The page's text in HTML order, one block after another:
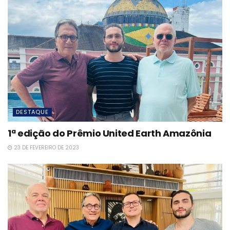
DESTAQUE
1ª edição do Prêmio United Earth Amazônia
23 DE FEVEREIRO DE 2023